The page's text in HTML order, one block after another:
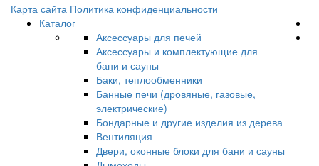
Карта сайта Политика конфиденциальности
Каталог
Аксессуары для печей
Аксессуары и комплектующие для
бани и сауны
Баки, теплообменники
Банные печи (дровяные, газовые,
электрические)
Бондарные и другие изделия из дерева
Вентиляция
Двери, оконные блоки для бани и сауны